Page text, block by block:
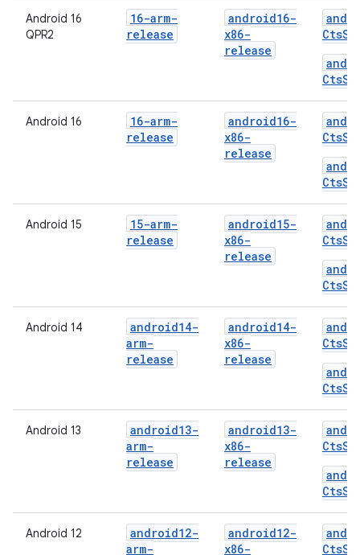
Android 16
QPR2
16-arm-
release
android16-
x86-
release
Android 16
16-arm-
release
android16-
x86-
release
Android 15
15-arm-
release
android15-
x86-
release
Android 14
android14-
arm-
release
android14-
x86-
release
Android 13
android13-
arm-
release
android13-
x86-
release
Android 12
android12-
arm-
android12-
x86-